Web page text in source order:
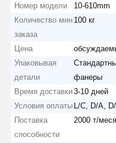
Номер модели
10-610mm
Количество мин
заказа
100 кг
Цена
Упаковывая
детали
фанеры
Время доставки3-10 дней
Условия оплаты L/C, D/A,
Поставка
способности
2000 т/